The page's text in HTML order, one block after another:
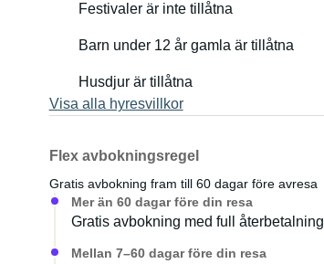
Festivaler är inte tillåtna
Barn under 12 år gamla är tillåtna
Husdjur är tillåtna
Visa alla hyresvillkor
Flex avbokningsregel
Gratis avbokning fram till 60 dagar före avresa
Mer än 60 dagar före din resa
Gratis avbokning med full återbetalning
Mellan 7–60 dagar före din resa